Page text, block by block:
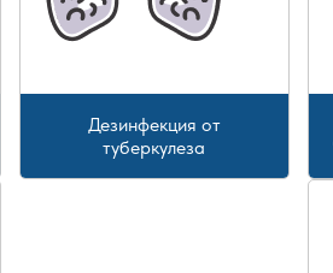
Дезинфекция от
туберкулеза